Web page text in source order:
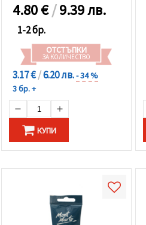
4.80€/9.39 лв.
1-2 бр.
ОТСТЪПКИ
ЗА КОЛИЧЕСТВО
3.17 €/6.20 лв.- 34 %
3 бр. +
КУПИ